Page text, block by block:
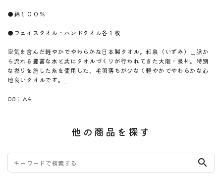
●綿１００％
●フェイスタオル・ハンドタオル各１枚
空気を含んだ軽やかでやわらかな日本製タオル。和泉（いずみ）山脈か
ら流れる豊富な水と共にタオルづくりが行われてきた大阪・泉州。特別
な撚りを施した糸を使用した、毛羽落ちが少なく軽やかでやわらかな心
地良いタオルです。_
03：A4
他の商品を探す
search